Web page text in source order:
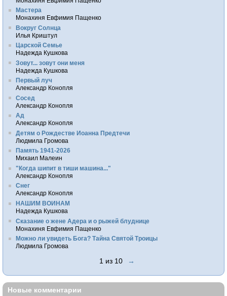
Мастера
Монахиня Евфимия Пащенко
Вокруг Солнца
Илья Криштул
Царской Семье
Надежда Кушкова
Зовут... зовут они меня
Надежда Кушкова
Первый луч
Александр Конопля
Сосед
Александр Конопля
Ад
Александр Конопля
Детям о Рождестве Иоанна Предтечи
Людмила Громова
Память 1941-2026
Михаил Малеин
"Когда шипит в тиши машина..."
Александр Конопля
Снег
Александр Конопля
НАШИМ ВОИНАМ
Надежда Кушкова
Сказание о жене Адера и о рыжей блуднице
Монахиня Евфимия Пащенко
Можно ли увидеть Бога? Тайна Святой Троицы
Людмила Громова
1 из 10 →
Новые комментарии